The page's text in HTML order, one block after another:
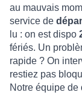
au mauvais
service de
lu : on est dispo
fériés. Un
rapide ? On
restiez pas
Notre équipe de